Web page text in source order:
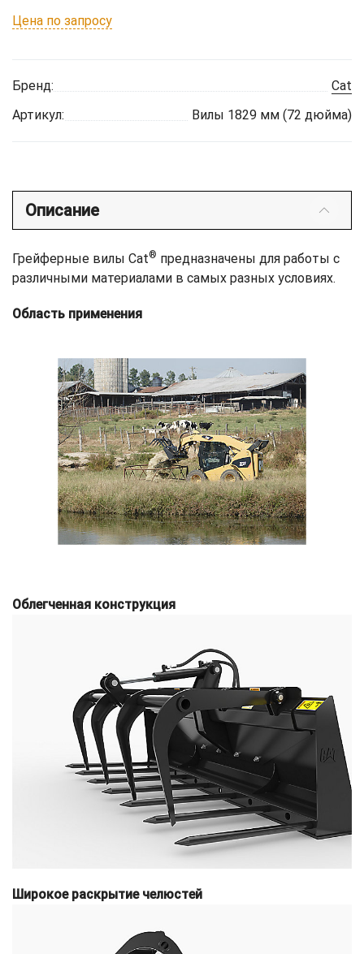
Цена по запросу
Бренд:
Cat
Артикул:
Вилы 1829 мм (72 дюйма)
Описание
Грейферные вилы Cat® предназначены для работы с
различными материалами в самых разных условиях.
Область применения
Облегченная конструкция
Широкое раскрытие челюстей